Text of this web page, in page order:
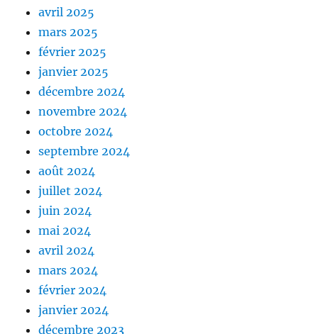
avril 2025
mars 2025
février 2025
janvier 2025
décembre 2024
novembre 2024
octobre 2024
septembre 2024
août 2024
juillet 2024
juin 2024
mai 2024
avril 2024
mars 2024
février 2024
janvier 2024
décembre 2023